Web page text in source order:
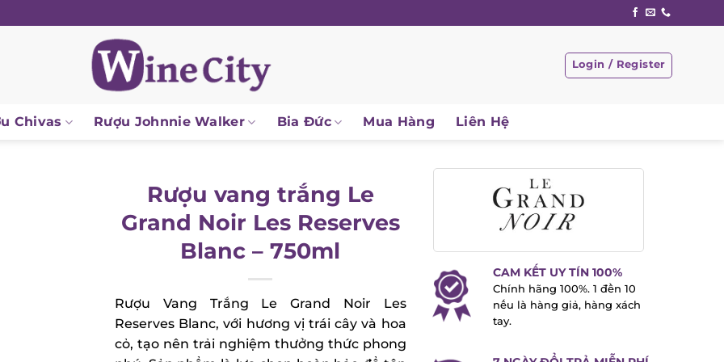
Login / Register
Chivas Rượu Johnnie Walker Bia Đức Mua Hàng Liên Hệ
Rượu vang trắng Le
Grand Noir Les Reserves
Blanc – 750ml
Rượu Vang Trắng Le Grand Noir Les
Reserves Blanc, với hương vị trái cây và hoa
cỏ, tạo nên trải nghiệm thưởng thức phong
CAM KẾT UY TÍN 100%
Chính hãng 100%. 1 đền 10
nếu là hàng giả, hàng xách
tay.